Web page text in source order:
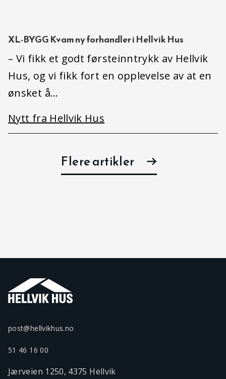
XL-BYGG Kvam ny forhandler i Hellvik Hus
– Vi fikk et godt førsteinntrykk av Hellvik
Hus, og vi fikk fort en opplevelse av at en
ønsket å…
Nytt fra Hellvik Hus
Flere artikler
post@hellvikhus.no
51 46 16 00
Jærveien 1250, 4375 Hellvik